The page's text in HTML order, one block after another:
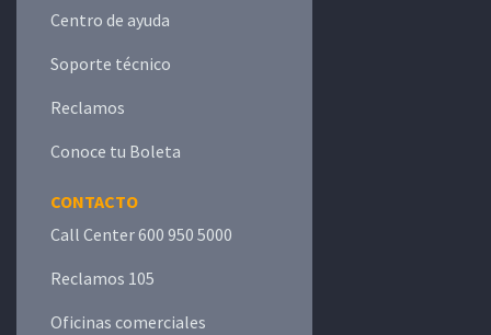
Centro de ayuda
Soporte técnico
Reclamos
Conoce tu Boleta
CONTACTO
Call Center 600 950 5000
Reclamos 105
Oficinas comerciales